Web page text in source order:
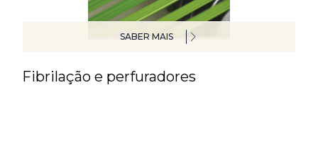
SABER MAIS
Fibrilação e perfuradores